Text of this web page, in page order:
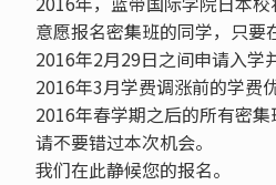
意愿报名密集班的同学，只要
2016年2月29日之间申请入学
2016年3月学费调涨前的学费优
2016年春学期之后的所有密集
请不要错过本次机会。
我们在此静候您的报名。